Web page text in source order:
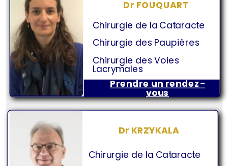
Chirurgie de la Cataracte
Chirurgie des Paupières
Chirurgie des Voies
Lacrymales
Dr KRZYKALA
Chirurgie de la Cataracte
Dr FOUQUART
Prendre un rendez-
vous